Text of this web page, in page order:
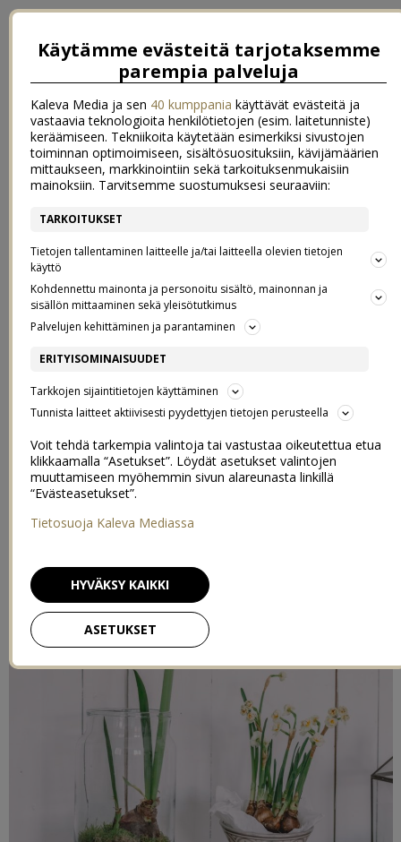
Ihan kauhea ikävä!
sovellusta→
KEVÄTTÄ RINNASSA
Käytämme evästeitä tarjotaksemme
parempia palveluja
Kaleva Media ja sen 40 kumppania käyttävät evästeitä ja
vastaavia teknologioita henkilötietojen (esim. laitetunniste)
keräämiseen. Tekniikoita käytetään esimerkiksi sivustojen
toiminnan optimoimiseen, sisältösuosituksiin, kävijämäärien
mittaukseen, markkinointiin sekä tarkoituksenmukaisiin
mainoksiin. Tarvitsemme suostumuksesi seuraaviin:
TARKOITUKSET
Tietojen tallentaminen laitteelle ja/tai laitteella olevien tietojen
käyttö
Kohdennettu mainonta ja personoitu sisältö, mainonnan ja
sisällön mittaaminen sekä yleisötutkimus
Palvelujen kehittäminen ja parantaminen
ERITYISOMINAISUUDET
Tarkkojen sijaintitietojen käyttäminen
Tunnista laitteet aktiivisesti pyydettyjen tietojen perusteella
Voit tehdä tarkempia valintoja tai vastustaa oikeutettua etua
klikkaamalla “Asetukset”. Löydät asetukset valintojen
muuttamiseen myöhemmin sivun alareunasta linkillä
“Evästeasetukset”.
Tietosuoja Kaleva Mediassa
ASETUKSET
HYVÄKSY KAIKKI